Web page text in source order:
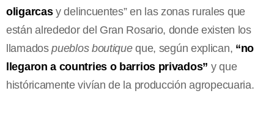
oligarcas y delincuentes” en las zonas rurales que
están alrededor del Gran Rosario, donde existen los
llamadospueblos boutiqueque, según explican, “no
llegaron a countries o barrios privados” y que
históricamente vivían de la producción agropecuaria.